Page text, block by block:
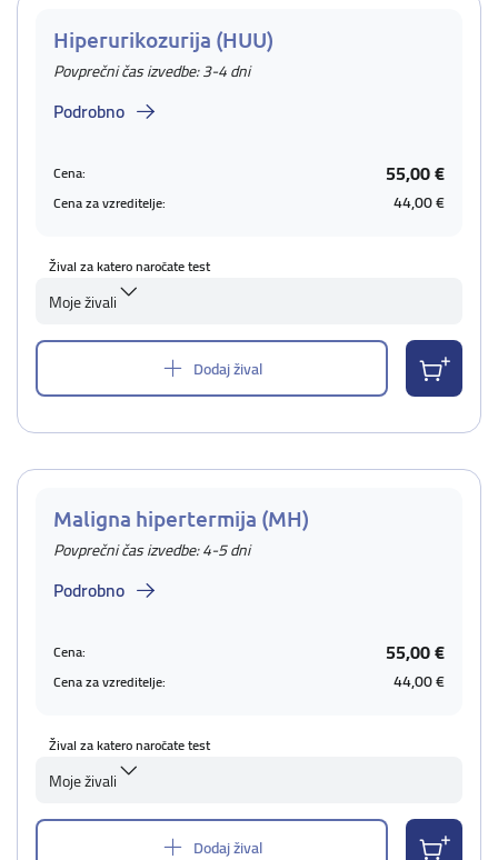
Hiperurikozurija (HUU)
Povprečni čas izvedbe: 3-4 dni
Podrobno
Cena: 55,00 €
Cena za vzreditelje: 44,00 €
Žival za katero naročate test
Moje živali
Dodaj žival
Maligna hipertermija (MH)
Povprečni čas izvedbe: 4-5 dni
Podrobno
Cena: 55,00 €
Cena za vzreditelje: 44,00 €
Žival za katero naročate test
Moje živali
Dodaj žival